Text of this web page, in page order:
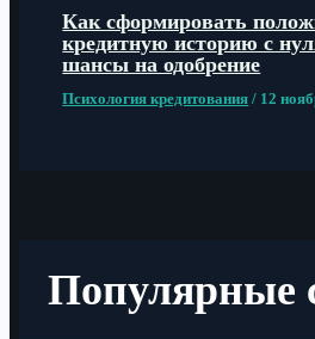
Как сформировать
кредитную историю с
шансы на одобрение
Психология кредитования / 12
Популярные